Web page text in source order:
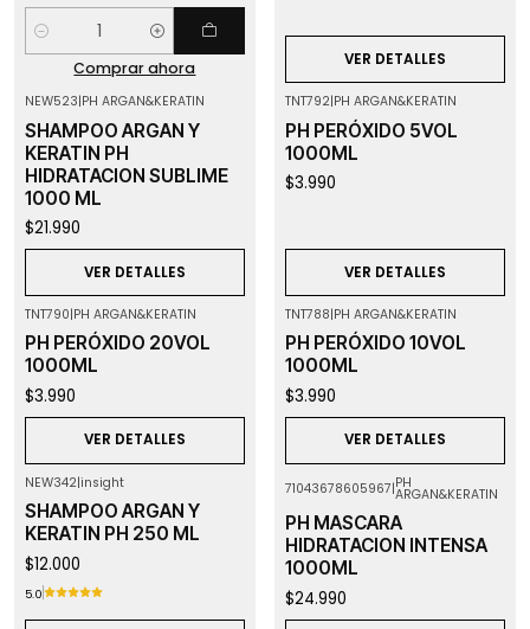
Cantidad
Comprar ahora
VER DETALLES
NEW523|PH ARGAN&KERATIN
SHAMPOO ARGAN Y
KERATIN PH
HIDRATACION SUBLIME
1000 ML
$21.990
VER DETALLES
TNT792|PH ARGAN&KERATIN
PH PERÓXIDO 5VOL
1000ML
$3.990
VER DETALLES
TNT790|PH ARGAN&KERATIN
PH PERÓXIDO 20VOL
1000ML
$3.990
VER DETALLES
TNT788|PH ARGAN&KERATIN
PH PERÓXIDO 10VOL
1000ML
$3.990
VER DETALLES
NEW342|insight
SHAMPOO ARGAN Y
KERATIN PH 250 ML
$12.000
5.0
Agotado
71043678605967|PH
ARGAN&KERATIN
PH MASCARA
HIDRATACION INTENSA
1000ML
$24.990